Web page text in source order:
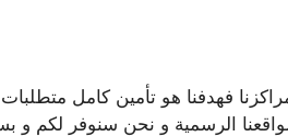
فهدفنا هو تأمين كامل
مواقعنا الرسمية و نحن سنوفر لكم و